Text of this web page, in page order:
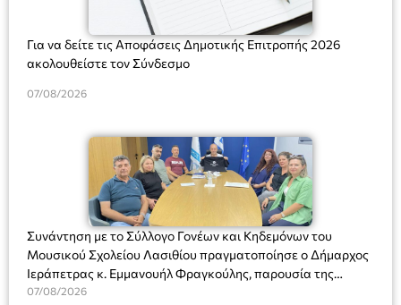
Για να δείτε τις Αποφάσεις Δημοτικής Επιτροπής 2026
ακολουθείστε τον Σύνδεσμο
07/08/2026
Συνάντηση με το Σύλλογο Γονέων και Κηδεμόνων του
Μουσικού Σχολείου Λασιθίου πραγματοποίησε ο Δήμαρχος
Ιεράπετρας κ. Εμμανουήλ Φραγκούλης, παρουσία της
Διευθύντριας του σχολείου κας Μαριάννας Χαΐτα.
07/08/2026